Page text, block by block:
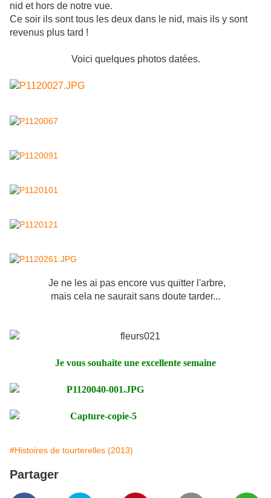
nid et hors de notre vue.
Ce soir ils sont tous les deux dans le nid, mais ils y sont
revenus plus tard !
Voici quelques photos datées.
Je ne les ai pas encore vus quitter l'arbre,
mais cela ne saurait sans doute tarder...
Je vous souhaite une excellente semaine
#Histoires de tourterelles (2013)
Partager